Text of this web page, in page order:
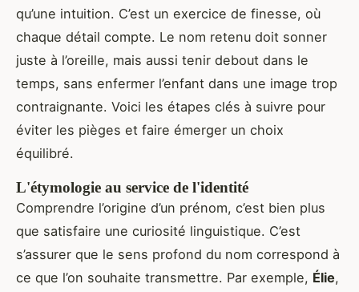
qu’une intuition. C’est un exercice de finesse, où
chaque détail compte. Le nom retenu doit sonner
juste à l’oreille, mais aussi tenir debout dans le
temps, sans enfermer l’enfant dans une image trop
contraignante. Voici les étapes clés à suivre pour
éviter les pièges et faire émerger un choix
équilibré.
L'étymologie au service de l'identité
Comprendre l’origine d’un prénom, c’est bien plus
que satisfaire une curiosité linguistique. C’est
s’assurer que le sens profond du nom correspond à
ce que l’on souhaite transmettre. Par exemple, Élie,